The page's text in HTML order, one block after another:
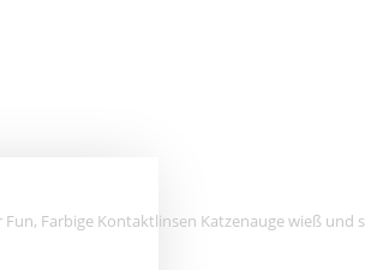
Fun, Farbige Kontaktlinsen Katzenauge wieß